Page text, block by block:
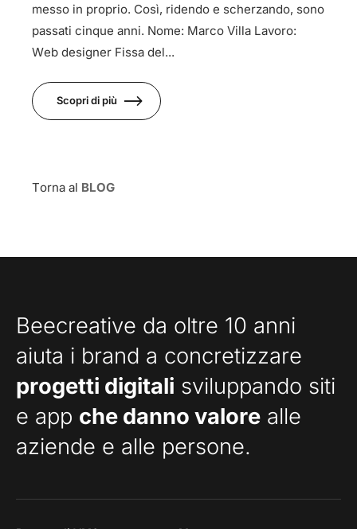
messo in proprio. Così, ridendo e scherzando, sono
passati cinque anni. Nome: Marco Villa Lavoro:
Web designer Fissa del...
Scopri di più
Torna al BLOG
Beecreative da oltre 10 anni
aiuta i brand a concretizzare
progetti digitali sviluppando siti
e app che danno valore alle
aziende e alle persone.